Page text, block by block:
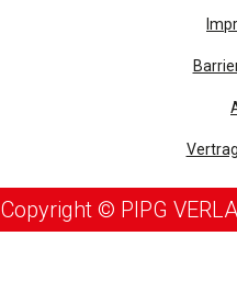
Copyright © PIPG